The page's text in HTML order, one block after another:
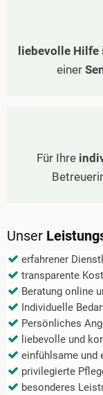
liebevolle Hilfe
einer
Für Ihre
Unser
erfahrener
transparente
Beratung online
Individuelle
Persönliches
liebevolle und
einfühlsame und
privilegierte
besonderes